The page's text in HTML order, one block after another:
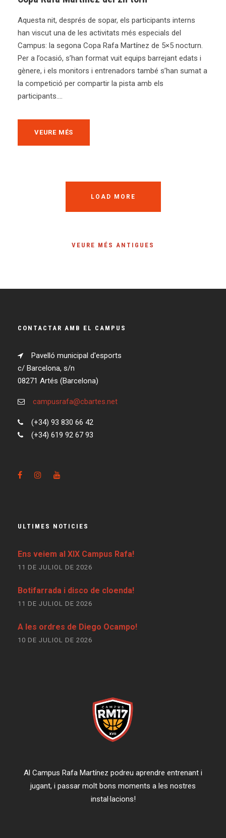
Aquesta nit, després de sopar, els participants interns
han viscut una de les activitats més especials del
Campus: la segona Copa Rafa Martínez de 5×5 nocturn.
Per a l’ocasió, s’han format vuit equips barrejant edats i
gènere, i els monitors i entrenadors també s’han sumat a
la competició per compartir la pista amb els
participants....
VEURE MÉS
LOAD MORE
VEURE MÉS ANTIGUES
CONTACTAR AMB EL CAMPUS
Pavelló municipal d'esports
c/ Barcelona, s/n
08271 Artés (Barcelona)
campusrafa@cbartes.net
(+34) 93 830 66 42
(+34) 619 92 67 93
ULTIMES NOTICIES
Ens veiem al XIX Campus Rafa!
11 DE JULIOL DE 2026
Botifarrada i disco de cloenda!
11 DE JULIOL DE 2026
A les ordres de Diego Ocampo!
10 DE JULIOL DE 2026
Al Campus Rafa Martínez podreu aprendre entrenant i
jugant, i passar molt bons moments a les nostres
instal·lacions!